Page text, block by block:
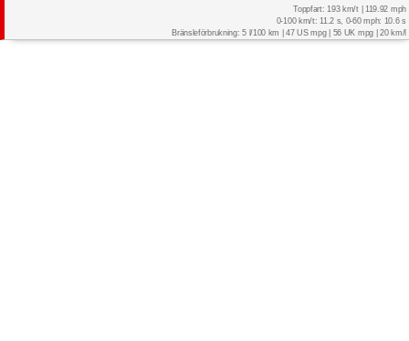
Toppfart: 193 km/t | 119.92 mph
0-100 km/t: 11.2 s, 0-60 mph: 10.6 s
Bränsleförbrukning: 5 l/100 km | 47 US mpg | 56 UK mpg | 20 km/l